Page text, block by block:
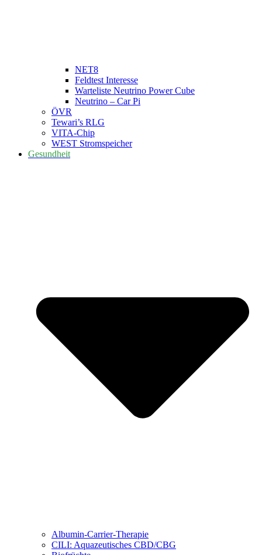
NET8
Feldtest Interesse
Warteliste Neutrino Power Cube
Neutrino – Car Pi
ÖVR
Tewari’s RLG
VITA-Chip
WEST Stromspeicher
Gesundheit
Albumin-Carrier-Therapie
CILI: Aquazeutisches CBD/CBG